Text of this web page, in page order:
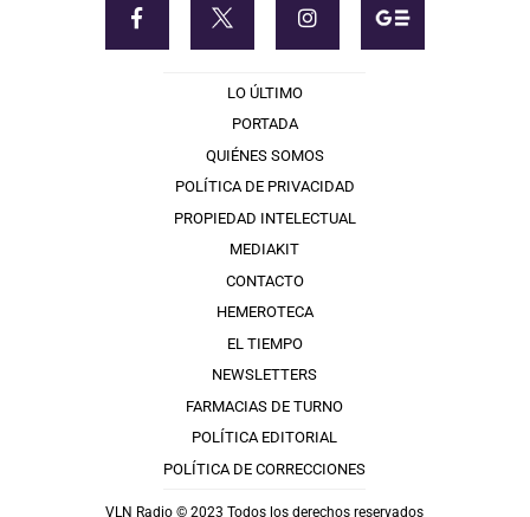
LO ÚLTIMO
PORTADA
QUIÉNES SOMOS
POLÍTICA DE PRIVACIDAD
PROPIEDAD INTELECTUAL
MEDIAKIT
CONTACTO
HEMEROTECA
EL TIEMPO
NEWSLETTERS
FARMACIAS DE TURNO
POLÍTICA EDITORIAL
POLÍTICA DE CORRECCIONES
VLN Radio © 2023 Todos los derechos reservados